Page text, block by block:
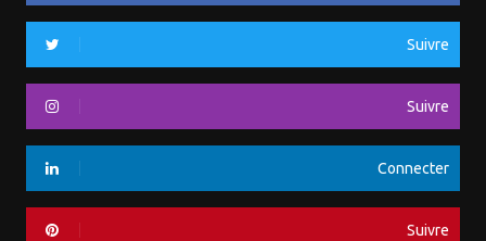
Suivre
Suivre
Connecter
Suivre